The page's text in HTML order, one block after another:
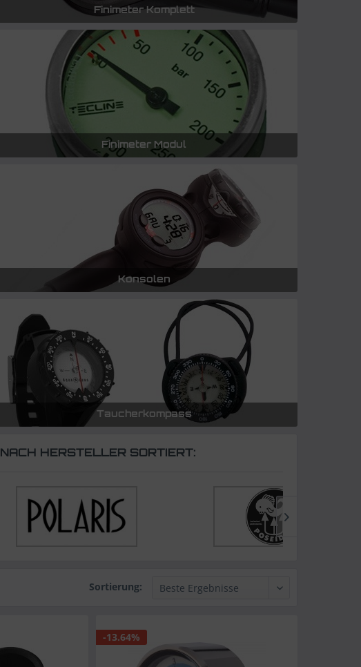
Finimeter Komplett
Finimeter Modul
Konsolen
Taucherkompass
HERSTELLER SORTIERT:
Sortierung:
-13.64%